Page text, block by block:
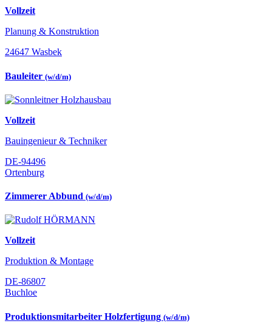
Vollzeit
Planung & Konstruktion
24647 Wasbek
Bauleiter (w/d/m)
Vollzeit
Bauingenieur & Techniker
DE-94496
Ortenburg
Zimmerer Abbund (w/d/m)
Vollzeit
Produktion & Montage
DE-86807
Buchloe
Produktionsmitarbeiter Holzfertigung (w/d/m)